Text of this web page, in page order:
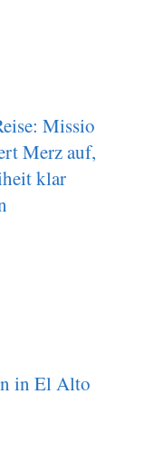
Missio
Merz auf,
klar
in El Alto